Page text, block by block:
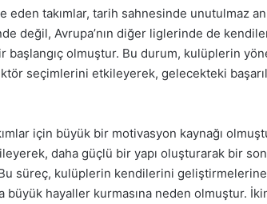
eden takımlar, tarih sahnesinde unutulmaz
değil, Avrupa’nın diğer liglerinde de
olmuştur. Bu durum, kulüplerin
seçimlerini etkileyerek, gelecekteki
için büyük bir motivasyon kaynağı
daha güçlü bir yapı oluşturarak bir
Bu süreç, kulüplerin kendilerini
büyük hayaller kurmasına neden olmuştur.